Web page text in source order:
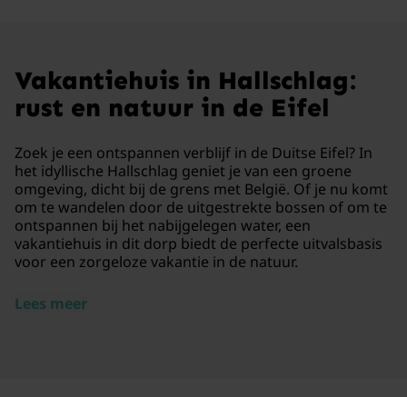
Vakantiehuis in Hallschlag:
rust en natuur in de Eifel
Zoek je een ontspannen verblijf in de Duitse Eifel? In
het idyllische Hallschlag geniet je van een groene
omgeving, dicht bij de grens met België. Of je nu komt
om te wandelen door de uitgestrekte bossen of om te
ontspannen bij het nabijgelegen water, een
vakantiehuis in dit dorp biedt de perfecte uitvalsbasis
voor een zorgeloze vakantie in de natuur.
Lees meer